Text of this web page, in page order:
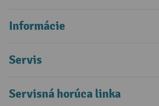
Informácie
Servis
Servisná horúca linka